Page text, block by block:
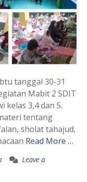
tanggal 30-31
Mabit 2 SDIT
kelas 3,4 dan 5.
tentang
sholat tahajud,
Read More …
Leave a